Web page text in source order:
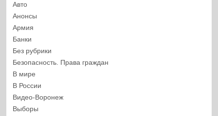
Авто
Анонсы
Армия
Банки
Без рубрики
Безопасность. Права граждан
В мире
В России
Видео-Воронеж
Выборы